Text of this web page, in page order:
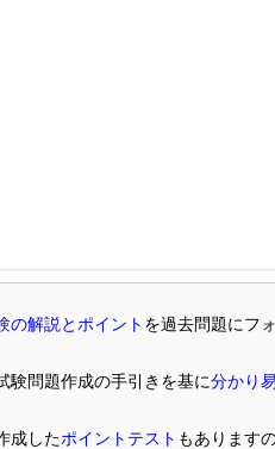
の解説とポイント を過去問題にフ
験問題作成の手引きを基に分かり
成したポイントテスト もありますの